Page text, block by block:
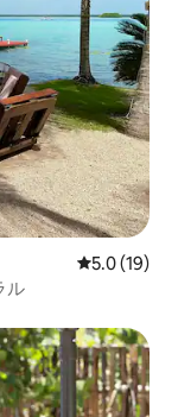
レビュー19
5.0 (19)
ル